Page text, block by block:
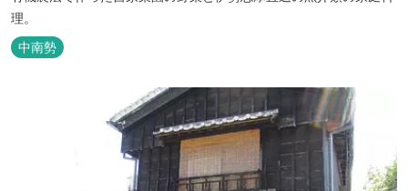
理。
中南勢